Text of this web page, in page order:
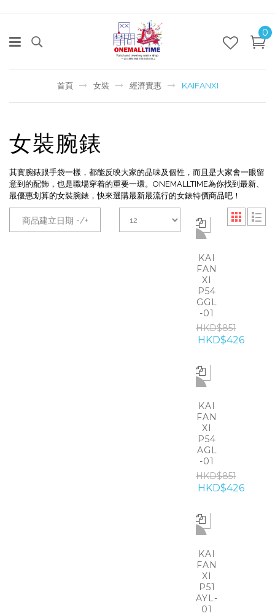
0
首頁 女裝 經濟實惠 KAIFANXI
女裝腕錶
其實腕錶跟手袋一樣，都能反映大家的品味及個性，而且是大家會一眼留
意到的配飾，也是職場穿着的重要一環。ONEMALLTIME為你找到最新、
最優惠划算的女裝腕錶，快來選購最新最流行的女錶特價商品吧！
商品建立日期 -/+
-50%
KAI
FAN
XI
P54
GGL
-01
HKD$851
HKD$426
-50%
KAI
FAN
XI
P54
AGL
-01
HKD$851
HKD$426
-50%
KAI
FAN
XI
P51
AYL-
01